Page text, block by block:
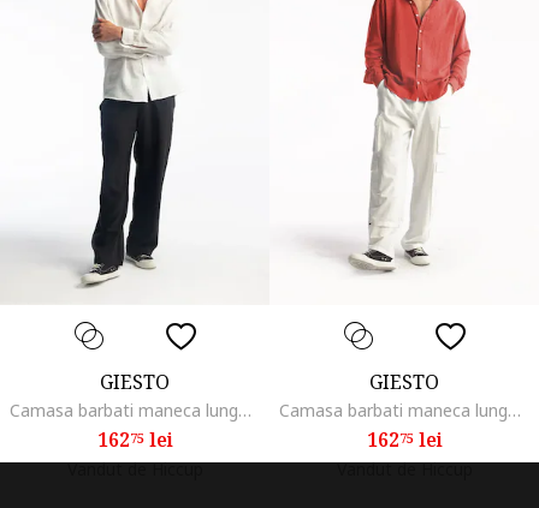
GIESTO
Camasa barbati maneca lunga alb poliester,
16275lei
Vandut de Hiccup
GIESTO
Camasa barbati maneca lunga nasturi rosu poliester
16275lei
Vandut de Hiccup